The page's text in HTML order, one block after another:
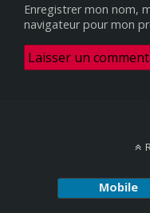
Enregistrer mon nom,
navigateur pour mon
Mobile